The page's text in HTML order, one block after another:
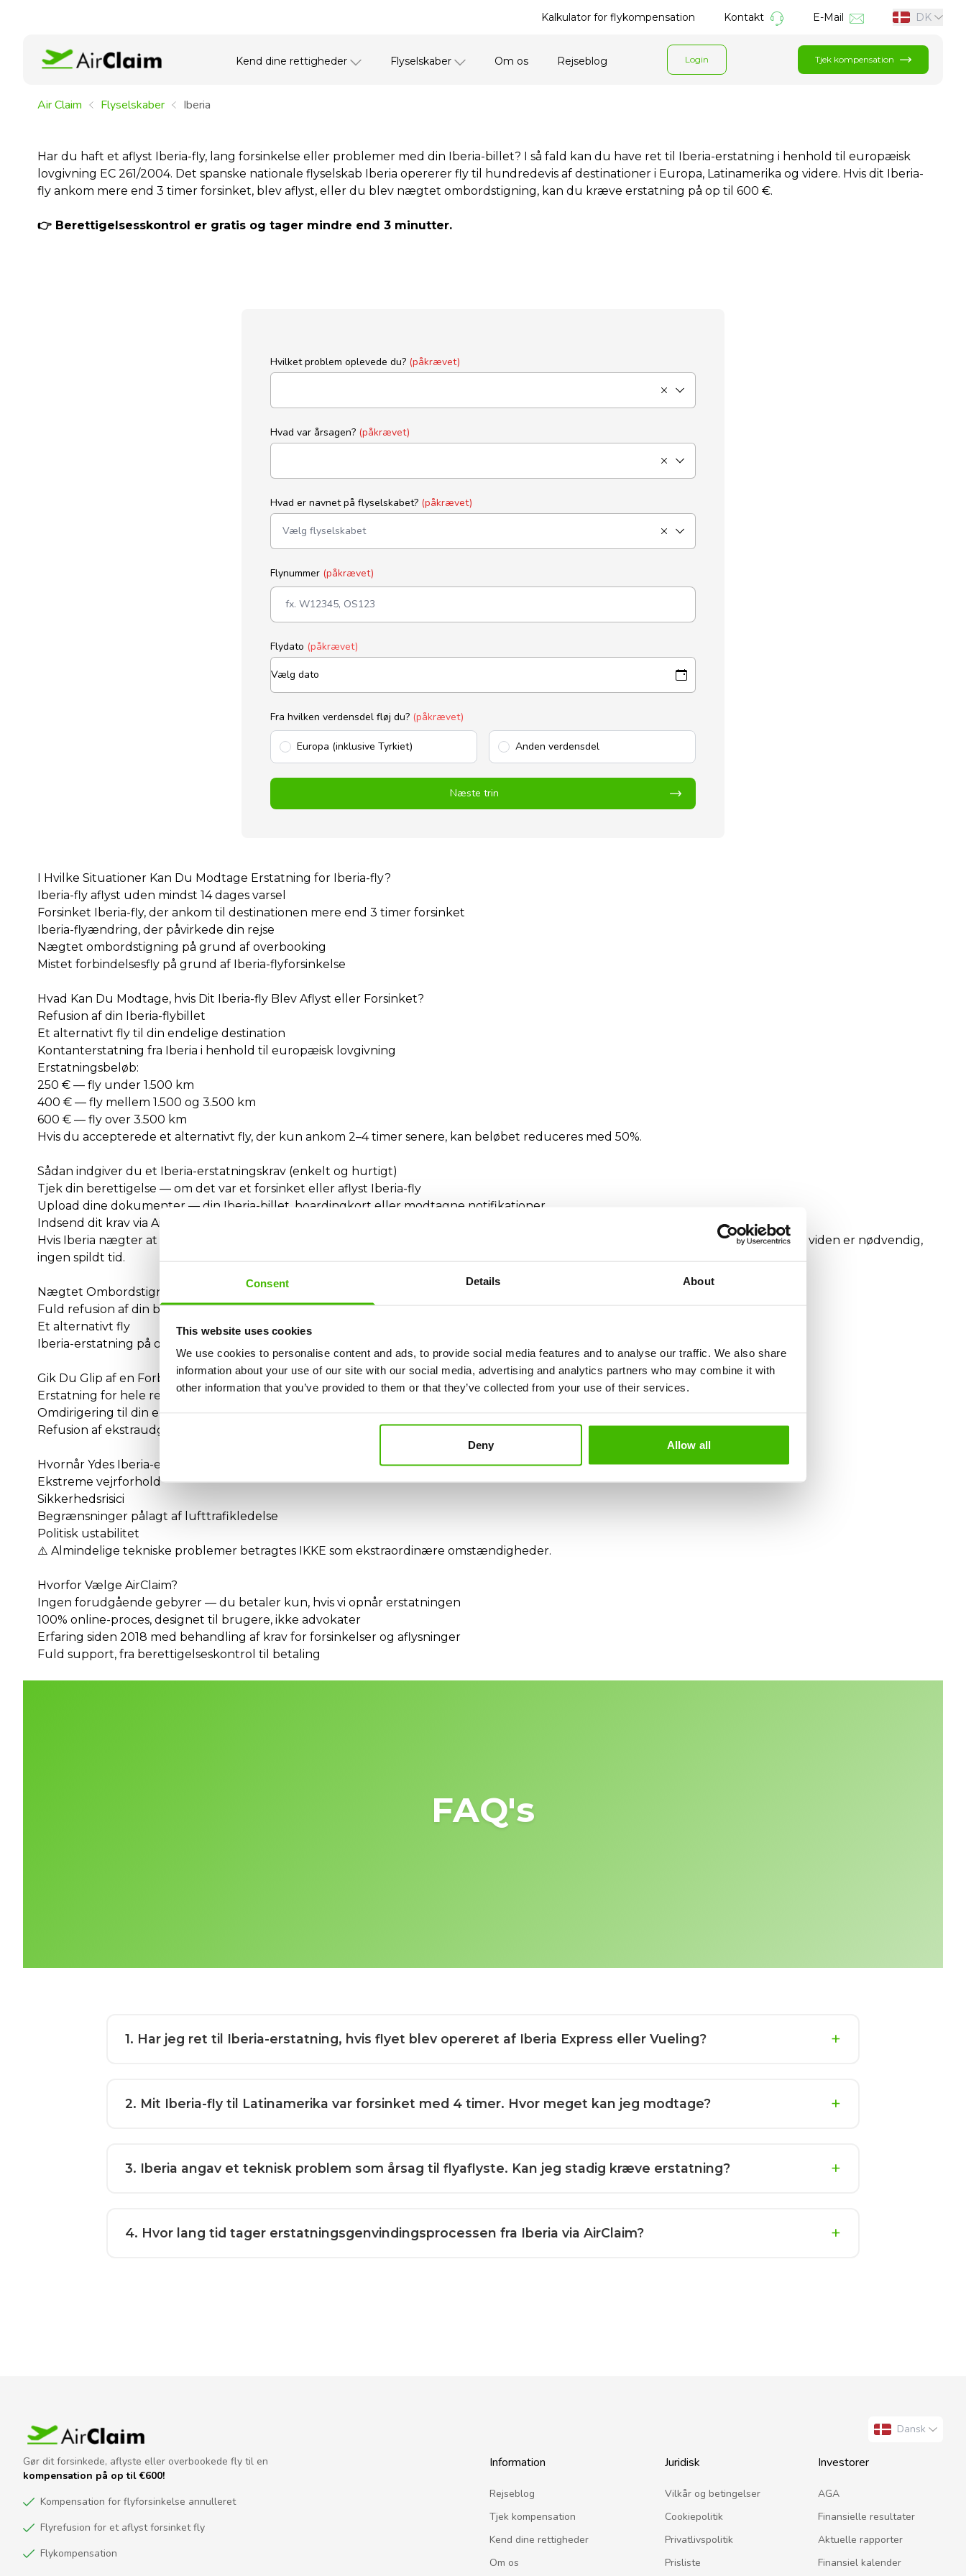
Consent Details About
This website uses cookies
We use cookies to personalise content and ads, to provide social media features and to analyse our traffic. We also share
information about your use of our site with our social media, advertising and analytics partners who may combine it with
other information that you’ve provided to them or that they’ve collected from your use of their services.
Deny Allow all
Kalkulator for flykompensation Kontakt E-Mail DK
Kend dine rettigheder Flyselskaber Om os Rejseblog Login Tjek kompensation
Air Claim Flyselskaber Iberia
Har du haft et aflyst Iberia-fly, lang forsinkelse eller problemer med din Iberia-billet? I så fald kan du have ret til Iberia-erstatning i henhold til europæisk
lovgivning EC 261/2004. Det spanske nationale flyselskab Iberia opererer fly til hundredevis af destinationer i Europa, Latinamerika og videre. Hvis dit Iberia-
fly ankom mere end 3 timer forsinket, blev aflyst, eller du blev nægtet ombordstigning, kan du kræve erstatning på op til 600 €.
👉 Berettigelsesskontrol er gratis og tager mindre end 3 minutter.
Hvilket problem oplevede du? (påkrævet)
Hvad var årsagen? (påkrævet)
Hvad er navnet på flyselskabet? (påkrævet)
Flynummer (påkrævet)
Flydato (påkrævet)
Fra hvilken verdensdel fløj du? (påkrævet)
Europa (inklusive Tyrkiet) Anden verdensdel
Næste trin
I Hvilke Situationer Kan Du Modtage Erstatning for Iberia-fly?
Iberia-fly aflyst uden mindst 14 dages varsel
Forsinket Iberia-fly, der ankom til destinationen mere end 3 timer forsinket
Iberia-flyændring, der påvirkede din rejse
Nægtet ombordstigning på grund af overbooking
Mistet forbindelsesfly på grund af Iberia-flyforsinkelse
Hvad Kan Du Modtage, hvis Dit Iberia-fly Blev Aflyst eller Forsinket?
Refusion af din Iberia-flybillet
Et alternativt fly til din endelige destination
Kontanterstatning fra Iberia i henhold til europæisk lovgivning
Erstatningsbeløb:
250 € — fly under 1.500 km
400 € — fly mellem 1.500 og 3.500 km
600 € — fly over 3.500 km
Hvis du accepterede et alternativt fly, der kun ankom 2–4 timer senere, kan beløbet reduceres med 50%.
Sådan indgiver du et Iberia-erstatningskrav (enkelt og hurtigt)
Tjek din berettigelse — om det var et forsinket eller aflyst Iberia-fly
Upload dine dokumenter — din Iberia-billet, boardingkort eller modtagne notifikationer
Indsend dit krav via AirClaim — helt online, på få minutter
Hvis Iberia nægter at betale, håndterer AirClaims juridiske team alt, herunder retlige skridt. Du betaler intet på forhånd. Ingen juridisk viden er nødvendig,
ingen spildt tid.
Nægtet Ombordstigning eller Overbooking på Iberia?
Fuld refusion af din billet
Et alternativt fly
Iberia-erstatning på op til 600 €
Gik Du Glip af en Forbindelse på Grund af en Iberia-forsinkelse?
Erstatning for hele rejsen
Omdirigering til din endelige destination
Refusion af ekstraudgifter (indkvartering, måltider, transport)
Hvornår Ydes Iberia-erstatning Ikke?
Ekstreme vejrforhold
Sikkerhedsrisici
Begrænsninger pålagt af lufttrafikledelse
Politisk ustabilitet
⚠️ Almindelige tekniske problemer betragtes IKKE som ekstraordinære omstændigheder.
Hvorfor Vælge AirClaim?
Ingen forudgående gebyrer — du betaler kun, hvis vi opnår erstatningen
100% online-proces, designet til brugere, ikke advokater
Erfaring siden 2018 med behandling af krav for forsinkelser og aflysninger
Fuld support, fra berettigelseskontrol til betaling
FAQ's
1. Har jeg ret til Iberia-erstatning, hvis flyet blev opereret af Iberia Express eller Vueling?
2. Mit Iberia-fly til Latinamerika var forsinket med 4 timer. Hvor meget kan jeg modtage?
3. Iberia angav et teknisk problem som årsag til flyaflyste. Kan jeg stadig kræve erstatning?
4. Hvor lang tid tager erstatningsgenvindingsprocessen fra Iberia via AirClaim?
Gør dit forsinkede, aflyste eller overbookede fly til en
kompensation på op til €600!
Kompensation for flyforsinkelse annulleret
Flyrefusion for et aflyst forsinket fly
Flykompensation
Dansk
Information
Rejseblog
Tjek kompensation
Kend dine rettigheder
Om os
Juridisk
Vilkår og betingelser
Cookiepolitik
Privatlivspolitik
Prisliste
Investorer
AGA
Finansielle resultater
Aktuelle rapporter
Finansiel kalender